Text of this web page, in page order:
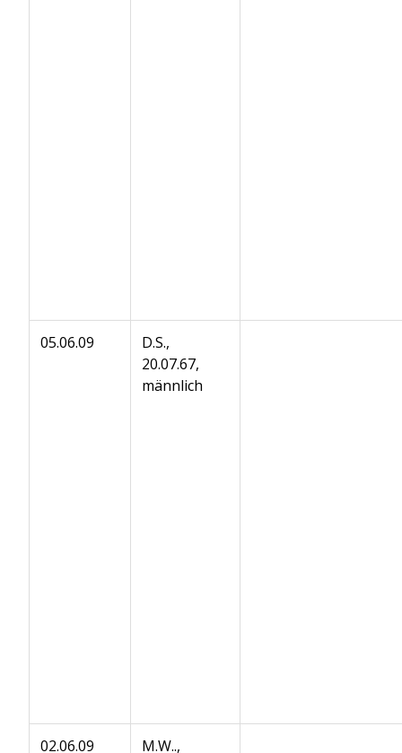
05.06.09
D.S.,
20.07.67,
männlich
02.06.09
M.W..,